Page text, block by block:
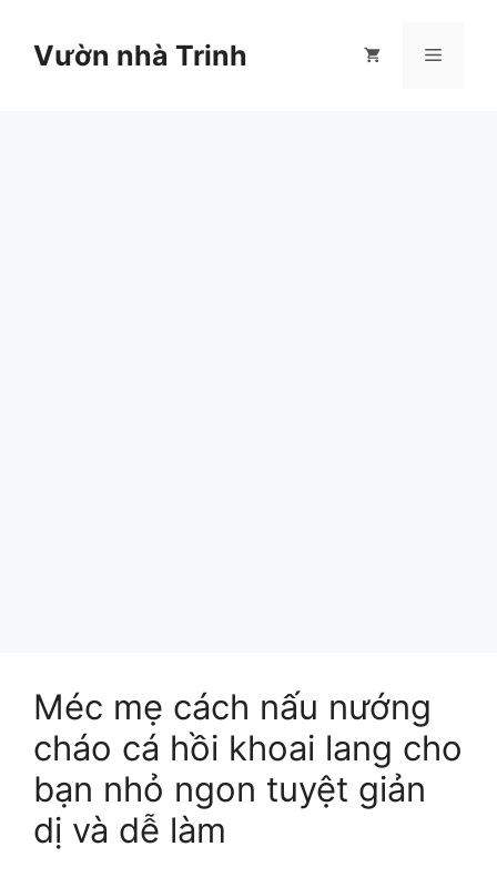
Vườn nhà Trinh Menu
Méc mẹ cách nấu nướng
cháo cá hồi khoai lang cho
bạn nhỏ ngon tuyệt giản
dị và dễ làm